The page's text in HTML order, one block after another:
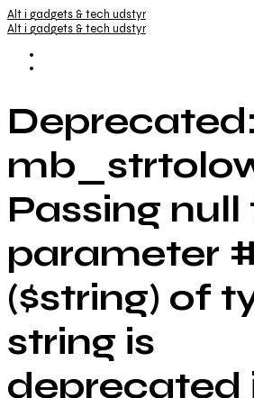
Alt i gadgets & tech udstyr
Alt i gadgets & tech udstyr
Deprecated:
Passing null
parameter
($string) of
string is
deprecated